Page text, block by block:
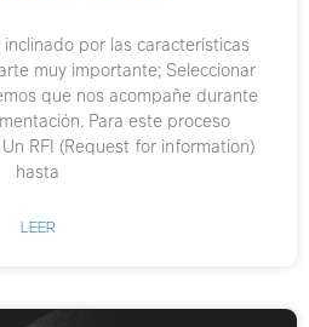
por las características
muy importante; Seleccionar
que nos acompañe durante
Para este proceso
RFI (Request for information)
hasta
LEER